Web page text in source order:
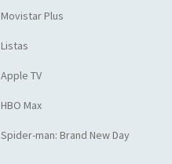
Movistar Plus
Listas
Apple TV
HBO Max
Spider-man: Brand New Day